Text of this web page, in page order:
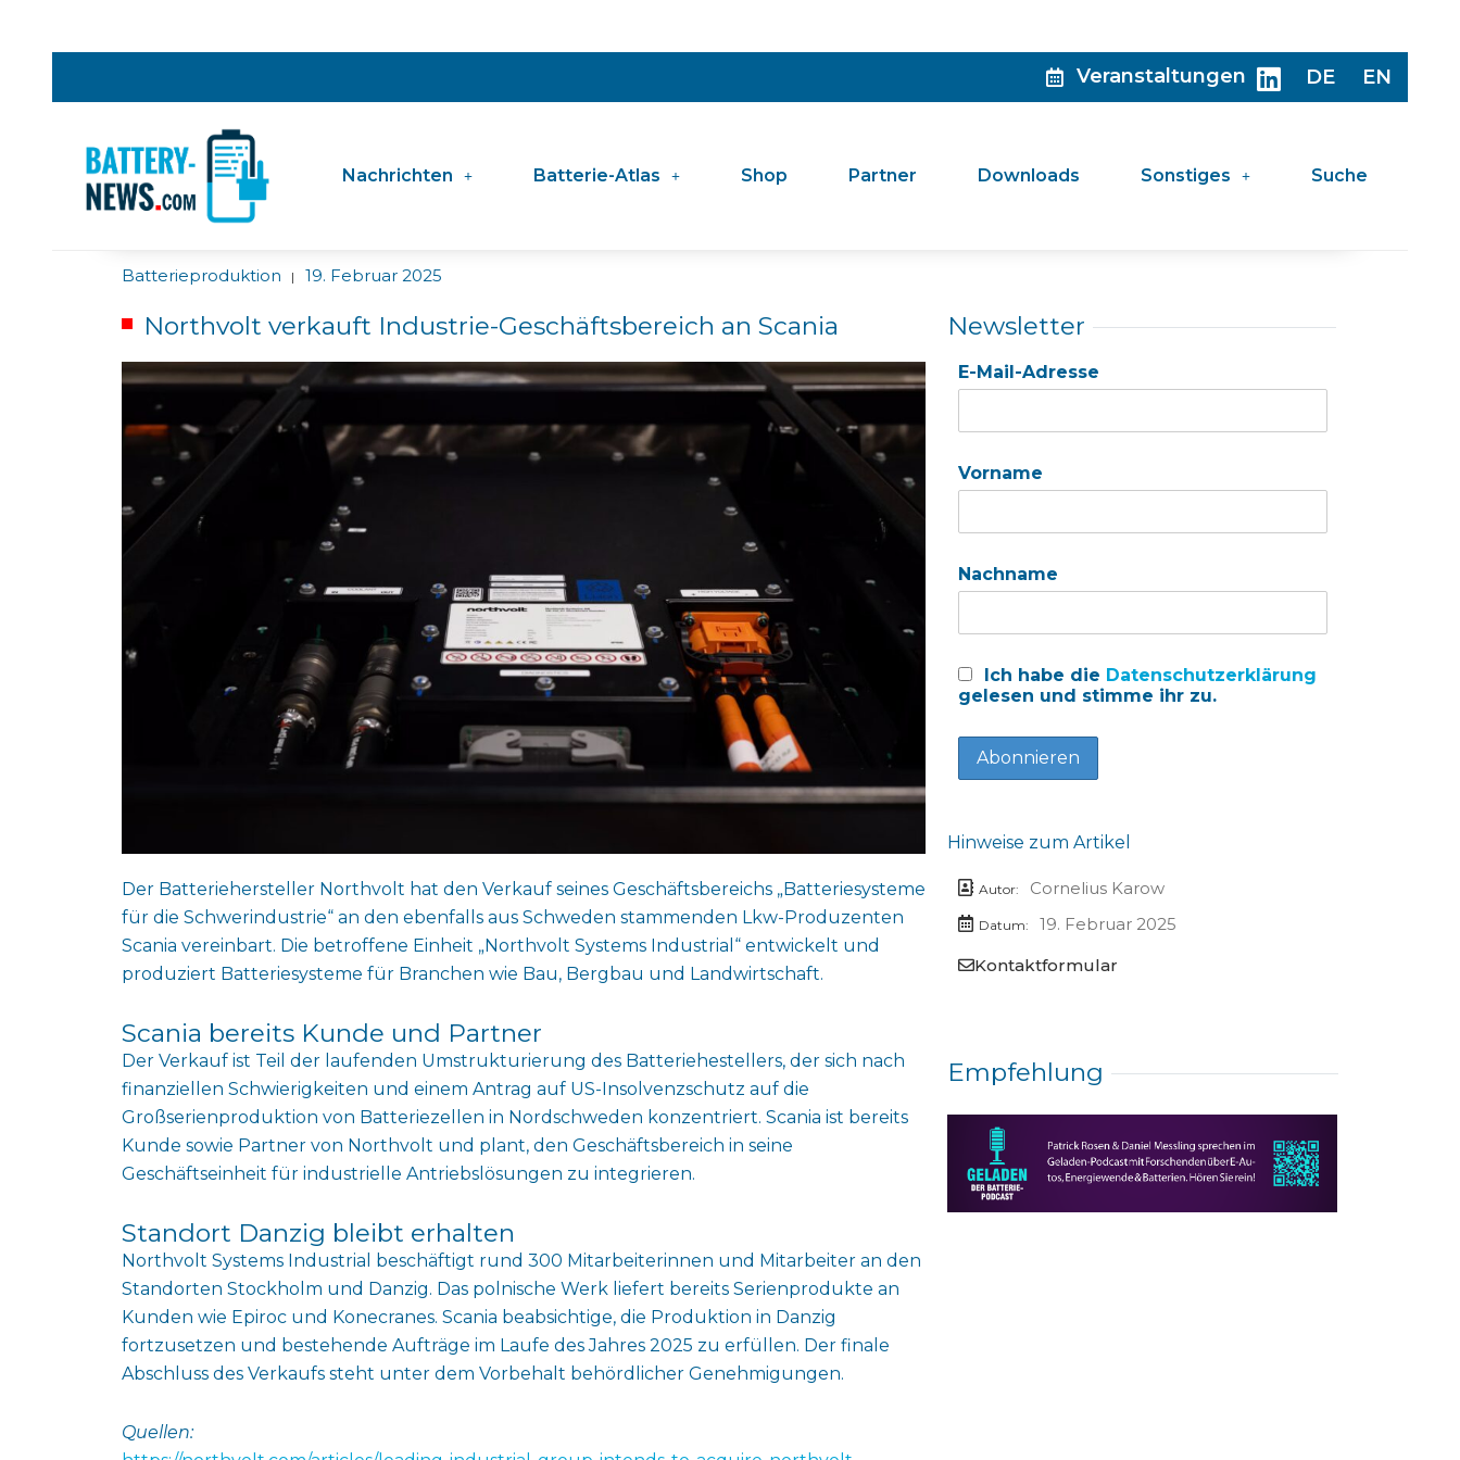
Veranstaltungen DE EN
Nachrichten Batterie-Atlas Shop Partner Downloads Sonstiges Suche
Batterieproduktion | 19. Februar 2025
Northvolt verkauft Industrie-Geschäftsbereich an Scania
Der Batteriehersteller Northvolt hat den Verkauf seines Geschäftsbereichs „Batteriesysteme
für die Schwerindustrie“ an den ebenfalls aus Schweden stammenden Lkw-Produzenten
Scania vereinbart. Die betroffene Einheit „Northvolt Systems Industrial“ entwickelt und
produziert Batteriesysteme für Branchen wie Bau, Bergbau und Landwirtschaft.
Scania bereits Kunde und Partner
Der Verkauf ist Teil der laufenden Umstrukturierung des Batteriehestellers, der sich nach
finanziellen Schwierigkeiten und einem Antrag auf US-Insolvenzschutz auf die
Großserienproduktion von Batteriezellen in Nordschweden konzentriert. Scania ist bereits
Kunde sowie Partner von Northvolt und plant, den Geschäftsbereich in seine
Geschäftseinheit für industrielle Antriebslösungen zu integrieren.
Standort Danzig bleibt erhalten
Northvolt Systems Industrial beschäftigt rund 300 Mitarbeiterinnen und Mitarbeiter an den
Standorten Stockholm und Danzig. Das polnische Werk liefert bereits Serienprodukte an
Kunden wie Epiroc und Konecranes. Scania beabsichtige, die Produktion in Danzig
fortzusetzen und bestehende Aufträge im Laufe des Jahres 2025 zu erfüllen. Der finale
Abschluss des Verkaufs steht unter dem Vorbehalt behördlicher Genehmigungen.
Quellen:
Newsletter
E-Mail-Adresse
Vorname
Nachname
Ich habe die Datenschutzerklärung
gelesen und stimme ihr zu.
Hinweise zum Artikel
Autor: Cornelius Karow
Datum:
19. Februar 2025
Kontaktformular
Empfehlung